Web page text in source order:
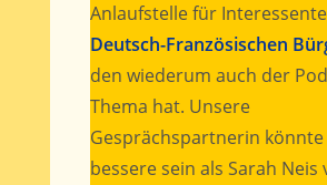
Anlaufstelle für
Deutsch-Französischen
den wiederum auch der
Thema hat. Unsere
Gesprächspartnerin könnte
bessere sein als Sarah Neis